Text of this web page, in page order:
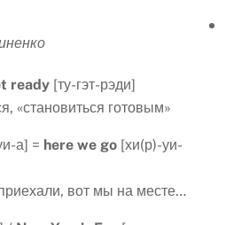
ready [ту-гэт-рэди]
«становиться готовым»
а] = here we go [хи(р)-уи-
вот мы на месте…